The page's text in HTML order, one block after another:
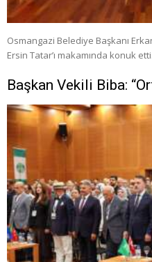
Osmangazi Belediye Başkanı
Ersin Tatar’ı makamında konuk
Başkan Vekili Biba: